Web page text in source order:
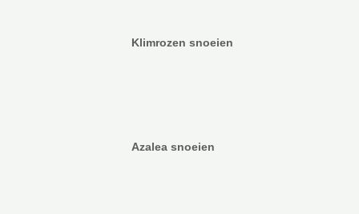
Klimrozen snoeien
Azalea snoeien